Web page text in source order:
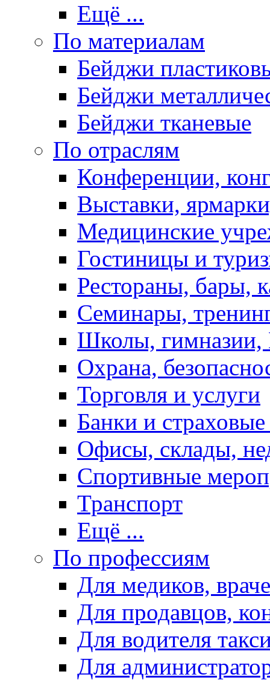
Ещё ...
По материалам
Бейджи
Бейджи
Бейджи тканевые
По отраслям
Конференции,
Выставки,
Медицинские
Гостиницы и
Рестораны, бары,
Семинары,
Школы,
Охрана,
Торговля и услуги
Банки и
Офисы, склады,
Спортивные
Транспорт
Ещё ...
По профессиям
Для медиков,
Для продавцов,
Для водителя
Для